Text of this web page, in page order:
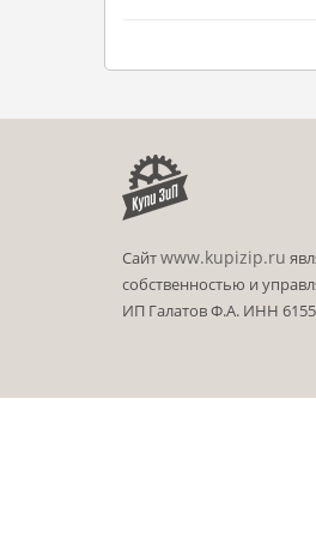
Сайтwww.kupizip.ru
собственностью и
ИП Галатов Ф.А. ИНН